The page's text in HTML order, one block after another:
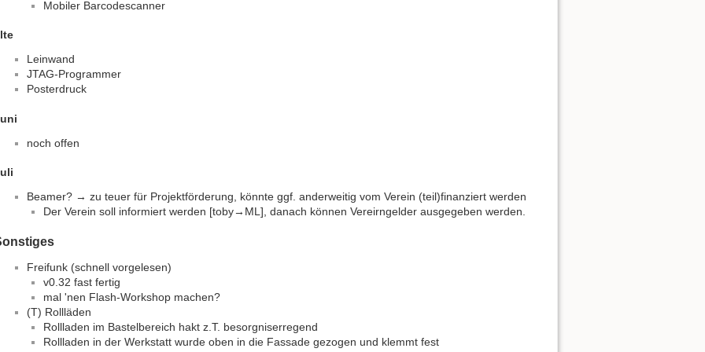
Mobiler Barcodescanner
Leinwand
JTAG-Programmer
Posterdruck
noch offen
Beamer? → zu teuer für Projektförderung, könnte ggf. anderweitig vom Verein (teil)finanziert werden
Der Verein soll informiert werden [toby→ML], danach können Vereirngelder ausgegeben werden.
Freifunk (schnell vorgelesen)
v0.32 fast fertig
mal 'nen Flash-Workshop machen?
(T) Rollläden
Rollladen im Bastelbereich hakt z.T. besorgniserregend
Rollladen in der Werkstatt wurde oben in die Fassade gezogen und klemmt fest